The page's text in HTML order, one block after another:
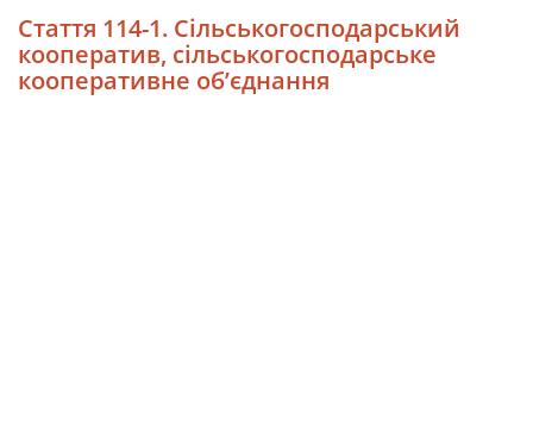
Стаття 114-1. Сільськогосподарський
кооператив, сільськогосподарське
кооперативне об’єднання